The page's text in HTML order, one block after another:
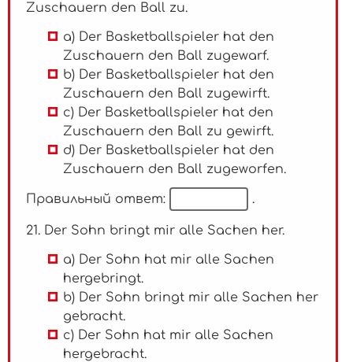
Zuschauern den Ball zu.
a) Der Basketballspieler hat den
Zuschauern den Ball zugewarf.
b) Der Basketballspieler hat den
Zuschauern den Ball zugewirft.
c) Der Basketballspieler hat den
Zuschauern den Ball zu gewirft.
d) Der Basketballspieler hat den
Zuschauern den Ball zugeworfen.
Правильный ответ: .
21. Der Sohn bringt mir alle Sachen her.
a) Der Sohn hat mir alle Sachen
hergebringt.
b) Der Sohn bringt mir alle Sachen her
gebracht.
c) Der Sohn hat mir alle Sachen
hergebracht.